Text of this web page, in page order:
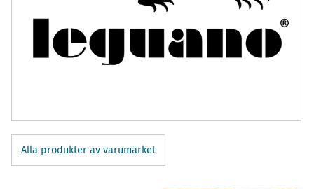
Alla produkter av varumärket